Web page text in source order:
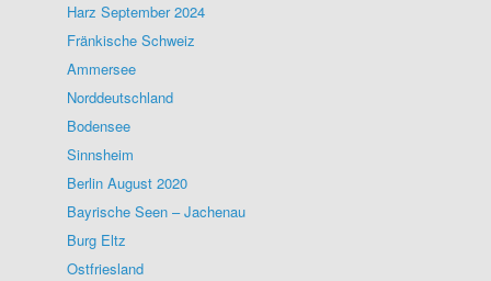
Harz September 2024
Fränkische Schweiz
Ammersee
Norddeutschland
Bodensee
Sinnsheim
Berlin August 2020
Bayrische Seen – Jachenau
Burg Eltz
Ostfriesland